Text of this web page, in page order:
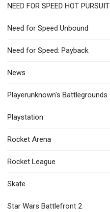
NEED FOR SPEED HOT PURSUIT
Need for Speed Unbound
Need for Speed: Payback
News
Playerunknown's Battlegrounds
Playstation
Rocket Arena
Rocket League
Skate
Star Wars Battlefront 2